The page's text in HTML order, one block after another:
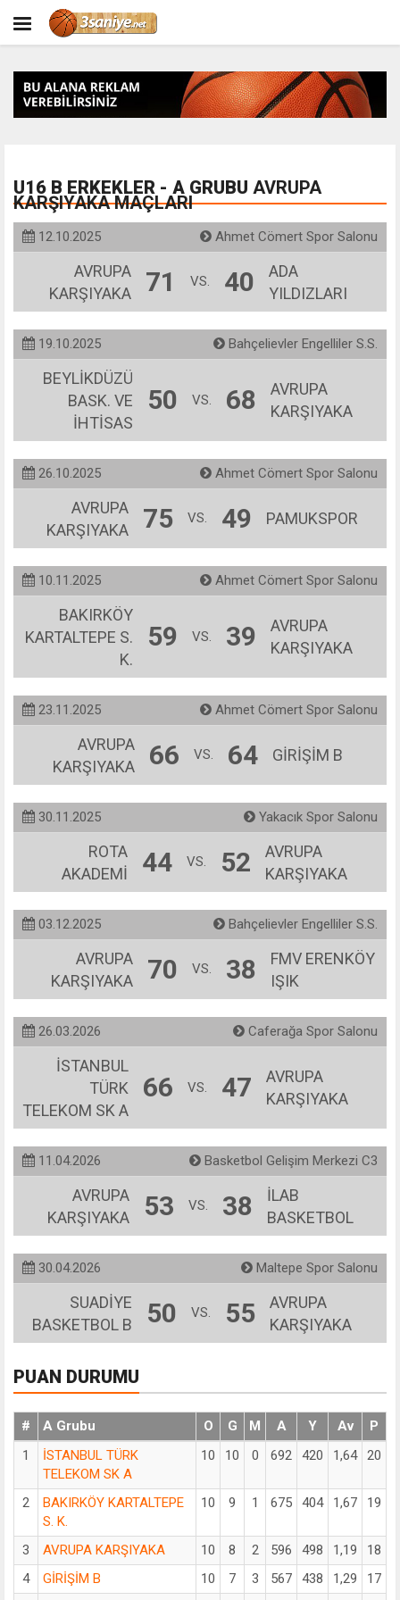
U16 B ERKEKLER - A GRUBU AVRUPA
KARŞIYAKA MAÇLARI
12.10.2025 Ahmet Cömert Spor Salonu
AVRUPA
KARŞIYAKA
71 VS. 40
ADA
YILDIZLARI
19.10.2025 Bahçelievler Engelliler S.S.
BEYLİKDÜZÜ
BASK. VE
İHTİSAS
50 VS. 68
AVRUPA
KARŞIYAKA
26.10.2025 Ahmet Cömert Spor Salonu
AVRUPA
KARŞIYAKA
75 VS. 49 PAMUKSPOR
10.11.2025 Ahmet Cömert Spor Salonu
BAKIRKÖY
KARTALTEPE S.
K.
59 VS. 39
AVRUPA
KARŞIYAKA
23.11.2025 Ahmet Cömert Spor Salonu
AVRUPA
KARŞIYAKA
66 VS. 64 GİRİŞİM B
30.11.2025 Yakacık Spor Salonu
ROTA
AKADEMİ
44 VS. 52
AVRUPA
KARŞIYAKA
03.12.2025 Bahçelievler Engelliler S.S.
AVRUPA
KARŞIYAKA
70 VS. 38
FMV ERENKÖY
IŞIK
26.03.2026 Caferağa Spor Salonu
İSTANBUL
TÜRK
TELEKOM SK A
66 VS. 47
AVRUPA
KARŞIYAKA
11.04.2026 Basketbol Gelişim Merkezi C3
AVRUPA
KARŞIYAKA
53 VS. 38
İLAB
BASKETBOL
30.04.2026 Maltepe Spor Salonu
SUADİYE
BASKETBOL B
50 VS. 55
AVRUPA
KARŞIYAKA
PUAN DURUMU
# A Grubu O G M A Y Av
P
1
İSTANBUL TÜRK
TELEKOM SK A
10 10 0 692 420 1,64 20
2
BAKIRKÖY KARTALTEPE
S. K.
10 9 1 675 404 1,67 19
3 AVRUPA KARŞIYAKA 10 8 2 596 498 1,19
18
4
GİRİŞİM B 10 7 3 567 438 1,29
17